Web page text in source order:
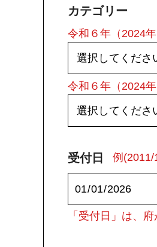
カテゴリー
令和６年（2024
令和６年（2024
受付日 例(2011/
「受付日」は、